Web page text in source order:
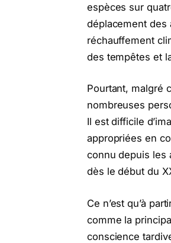
espèces sur
déplacement des
réchauffement
des tempêtes et
Pourtant, malgré
nombreuses
Il est difficile
appropriées en
connu depuis les
dès le début du
Ce n’est qu’à
comme la
conscience